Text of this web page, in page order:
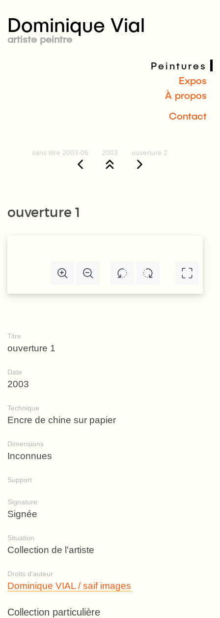
Dominique Vial
artiste peintre
Peintures
Expos
À propos
Contact
sans titre 2003-06 2003 ouverture 2
ouverture 1
Titre
ouverture 1
Date
2003
Technique
Encre de chine sur papier
Dimensions
Inconnues
Support
Signature
Signée
Situation
Collection de l'artiste
Droits d'auteur
Dominique VIAL / saif images
Collection particulière